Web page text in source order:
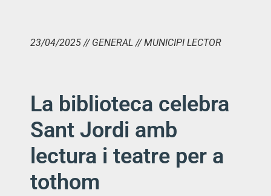
23/04/2025 // GENERAL // MUNICIPI LECTOR
La biblioteca celebra
Sant Jordi amb
lectura i teatre per a
tothom